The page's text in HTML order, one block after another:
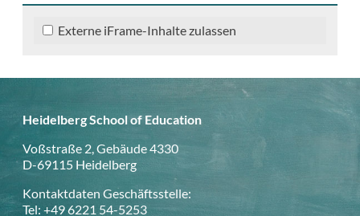
Externe iFrame-Inhalte zulassen
Heidelberg School of Education
Voßstraße 2, Gebäude 4330
D-69115 Heidelberg
Kontaktdaten Geschäftsstelle:
Tel: +49 6221 54-5253